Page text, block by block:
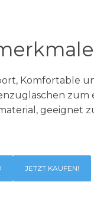
Komfortable
geeignet
JETZT KAUFEN!